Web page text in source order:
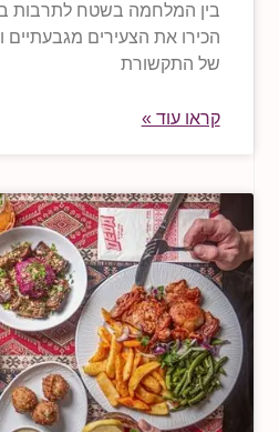
בין המלחמה בשטח לתרבות
הכירו את הצעירים
של התקשורת
קראו עוד »